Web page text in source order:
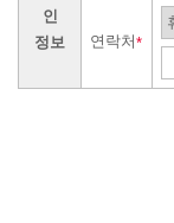
인
정보
연락처*